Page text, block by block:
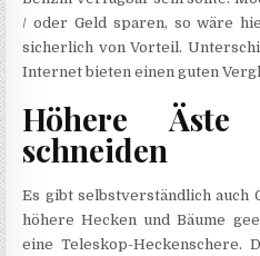
/ oder Geld sparen, so wäre
sicherlich von Vorteil.
Internet bieten einen guten
Höhere
schneiden
Es gibt selbstverständlich auch
höhere Hecken und Bäume
eine Teleskop-Heckenschere.